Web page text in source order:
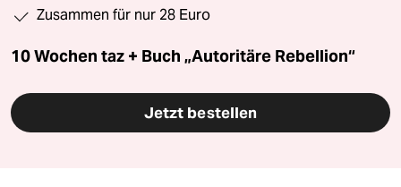
Zusammen für nur 28 Euro
10 Wochen taz + Buch „Autoritäre Rebellion“
Jetzt bestellen